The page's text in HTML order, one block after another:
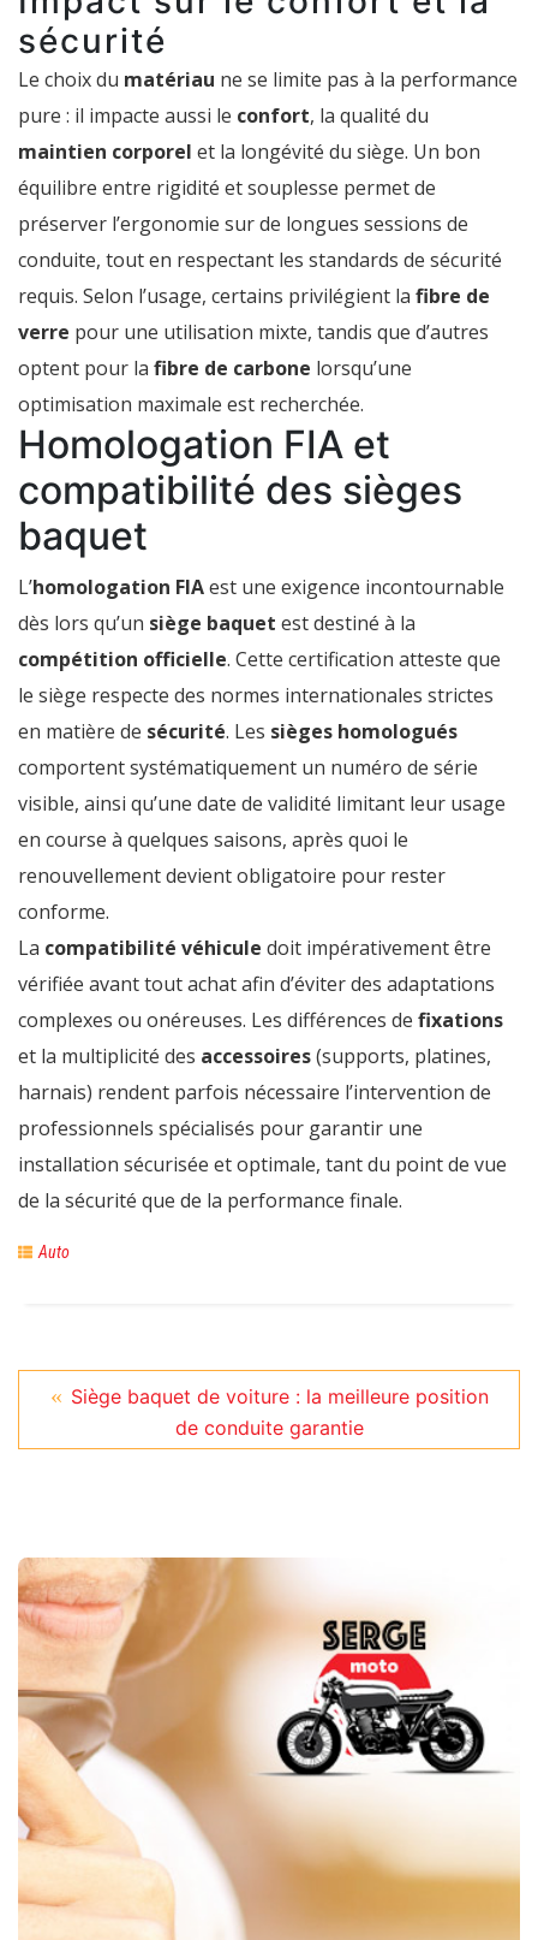
sécurité
Le choix du matériau ne se limite pas à la performance
pure : il impacte aussi le confort, la qualité du
maintien corporel et la longévité du siège. Un bon
équilibre entre rigidité et souplesse permet de
préserver l’ergonomie sur de longues sessions de
conduite, tout en respectant les standards de sécurité
requis. Selon l’usage, certains privilégient la fibre de
verre pour une utilisation mixte, tandis que d’autres
optent pour la fibre de carbone lorsqu’une
optimisation maximale est recherchée.
Homologation FIA et
compatibilité des sièges
baquet
L’homologation FIAest une exigence incontournable
dès lors qu’un siège baquet est destiné à la
compétition officielle. Cette certification atteste que
le siège respecte des normes internationales strictes
en matière de sécurité. Les sièges homologués
comportent systématiquement un numéro de série
visible, ainsi qu’une date de validité limitant leur usage
en course à quelques saisons, après quoi le
renouvellement devient obligatoire pour rester
conforme.
La compatibilité véhicule doit impérativement être
vérifiée avant tout achat afin d’éviter des adaptations
complexes ou onéreuses. Les différences de fixations
et la multiplicité des accessoires(supports, platines,
harnais) rendent parfois nécessaire l’intervention de
professionnels spécialisés pour garantir une
installation sécurisée et optimale, tant du point de vue
de la sécurité que de la performance finale.
Auto
Siège baquet de voiture : la meilleure position
de conduite garantie